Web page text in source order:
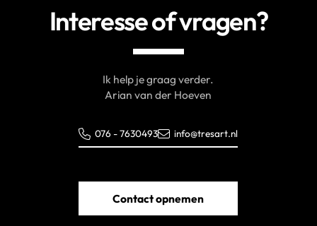
Interesse of vragen?
Ik help je graag verder.
Arian van der Hoeven
076 - 7630493 info@tresart.nl
Contact opnemen